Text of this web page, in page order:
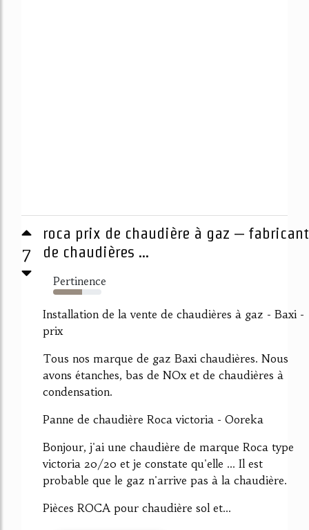
7
roca prix de chaudière à gaz – fabricant
de chaudières ...
Pertinence
60%
Installation de la vente de chaudières à gaz - Baxi -
prix
Tous nos marque de gaz Baxi chaudières. Nous
avons étanches, bas de NOx et de chaudières à
condensation.
Panne de chaudière Roca victoria - Ooreka
Bonjour, j'ai une chaudière de marque Roca type
victoria 20/20 et je constate qu'elle ... Il est
probable que le gaz n'arrive pas à la chaudière.
Pièces ROCA pour chaudière sol et...